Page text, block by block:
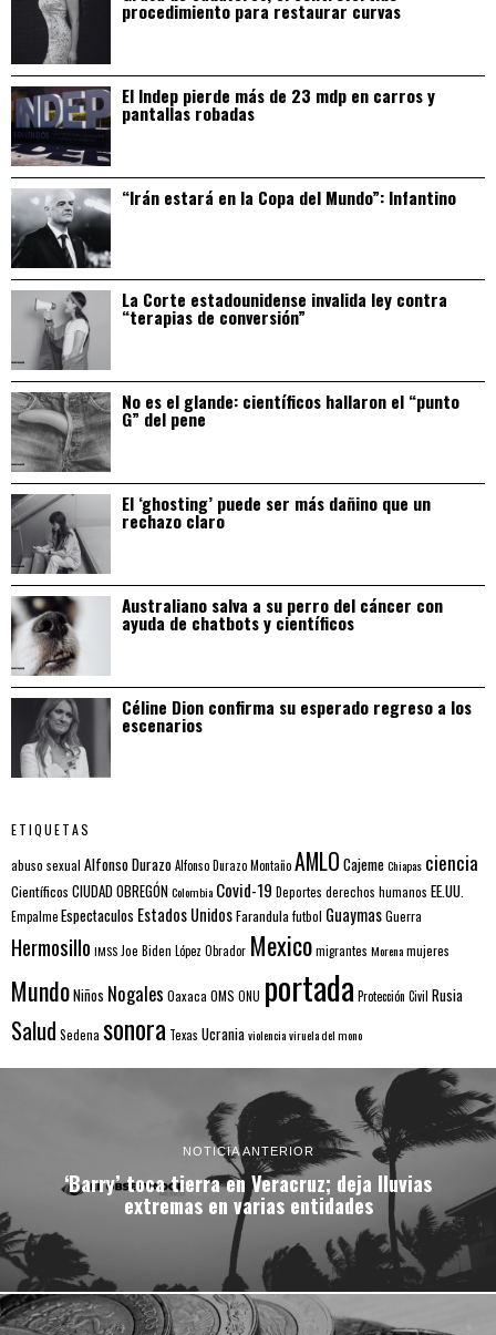
procedimiento para restaurar curvas
El Indep pierde más de 23 mdp en carros y
pantallas robadas
“Irán estará en la Copa del Mundo”: Infantino
La Corte estadounidense invalida ley contra
“terapias de conversión”
No es el glande: científicos hallaron el “punto
G” del pene
El ‘ghosting’ puede ser más dañino que un
rechazo claro
Australiano salva a su perro del cáncer con
ayuda de chatbots y científicos
Céline Dion confirma su esperado regreso a los
escenarios
ETIQUETAS
abuso sexual Alfonso DurazoAlfonso Durazo MontañoAMLO CajemeChiapas ciencia
Científicos CIUDAD OBREGÓNColombia Covid-19 Deportes derechos humanos EE.UU.
EmpalmeEspectaculos Estados UnidosFarandulafutbol GuaymasGuerra
Hermosillo IMSS Joe Biden López Obrador Mexicomigrantes Morenamujeres
MundoNiños Nogales Oaxaca OMS ONU portada Protección Civil Rusia
Salud Sedena sonora Texas Ucraniaviolenciaviruela del mono
NOTICIA ANTERIOR
‘Barry’ toca tierra en Veracruz; deja lluvias
extremas en varias entidades